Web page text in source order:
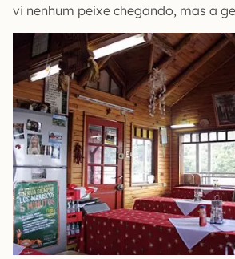
vi nenhum peixe chegando, mas a